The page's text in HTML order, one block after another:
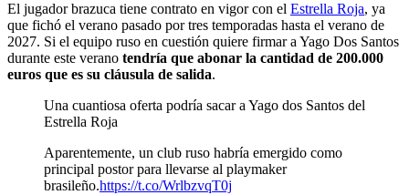
El jugador brazuca tiene contrato en vigor con el Estrella Roja, ya
que fichó el verano pasado por tres temporadas hasta el verano de
2027. Si el equipo ruso en cuestión quiere firmar a Yago Dos Santos
durante este verano tendría que abonar la cantidad de 200.000
euros que es su cláusula de salida.
Una cuantiosa oferta podría sacar a Yago dos Santos del
Estrella Roja
Aparentemente, un club ruso habría emergido como
principal postor para llevarse al playmaker
brasileño.https://t.co/WrlbzvqT0j